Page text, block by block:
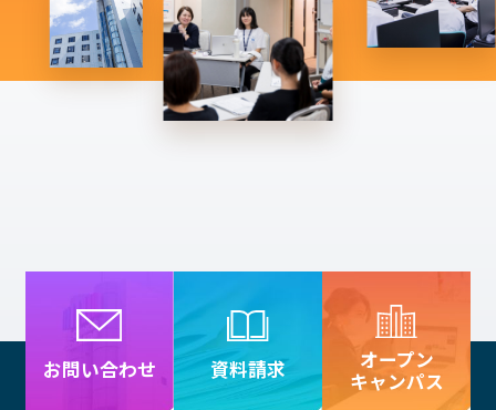
お問い合わせ 資料請求
オープン
キャンパス